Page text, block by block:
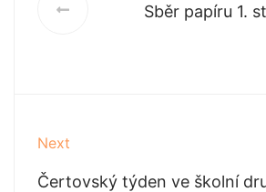
Sběr papíru 1.
Next
Čertovský týden ve školní